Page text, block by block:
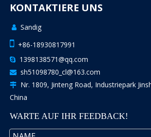
KONTAKTIERE UNS
 Sandig
 +86-18930817991
 1398138571@qq.com
 sh51098780_cl@163.com

Nr. 1809, Jinteng Road, Industriepark
China
WARTE AUF IHR FEEDBACK!